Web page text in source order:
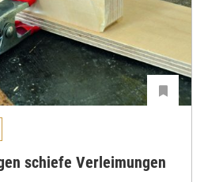
schiefe Verleimungen